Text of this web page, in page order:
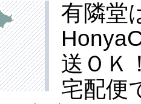
有隣堂
送ＯＫ
宅配便